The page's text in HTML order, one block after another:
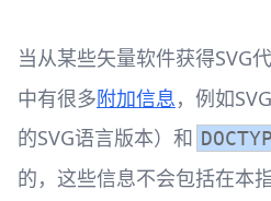
当从某些矢量软件获得SVG
中有很多附加信息，例如
的SVG语言版本）和
的，这些信息不会包括在本